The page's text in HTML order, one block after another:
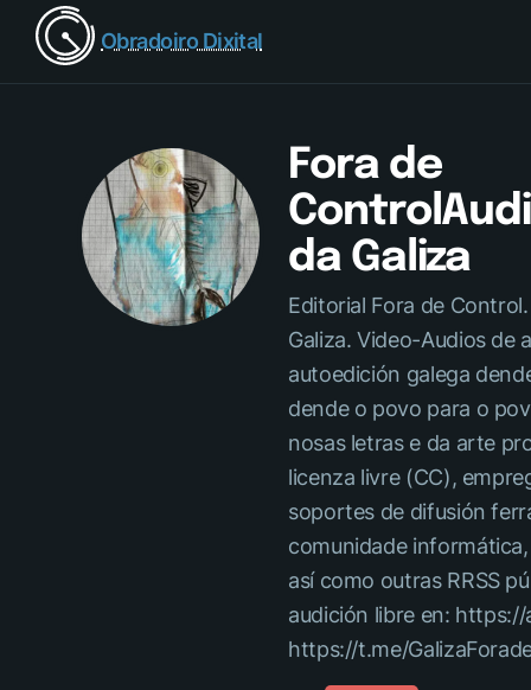
Obradoiro Dixital
Fora de
da Galiza
Editorial Fora de
Galiza. Video-Audios de
autoedición galega
dende o povo para o
nosas letras e da arte
licenza livre (CC),
soportes de difusión
comunidade
así como outras RRSS
audición libre en:
https://t.me/